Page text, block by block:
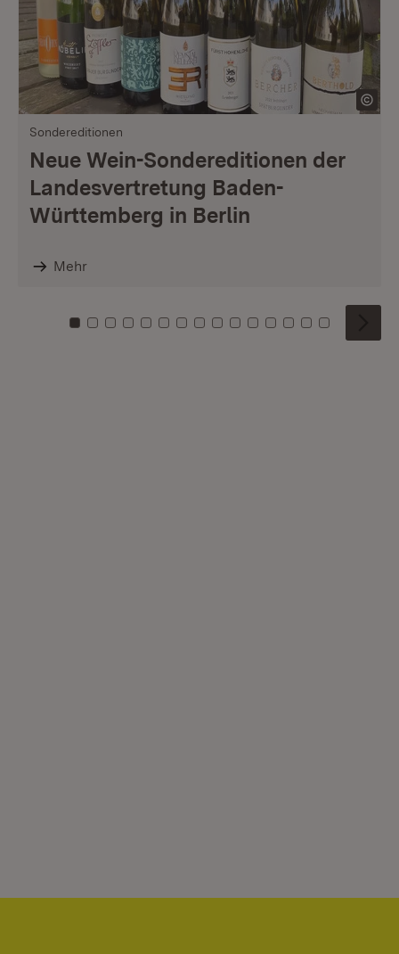
Sondereditionen
Neue Wein-Sondereditionen der
Landesvertretung Baden-
Württemberg in Berlin
Mehr
Zu Kachel: 0
Zu Kachel: 1
Zu Kachel: 2
Zu Kachel: 3
Zu Kachel: 4
Zu Kachel: 5
Zu Kachel: 6
Zu Kachel: 7
Zu Kachel: 8
Zu Kachel: 9
Zu Kachel: 10
Zu Kachel: 11
Zu Kachel: 12
Zu Kachel:
Zu